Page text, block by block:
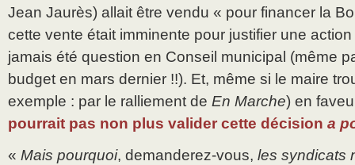
Jean Jaurès) allait être vendu « pour financer la
cette vente était imminente pour justifier une action
jamais été question en Conseil municipal (même
budget en mars dernier !!). Et, même si le maire
exemple : par le ralliement de En Marche) en
pourrait pas non plus valider cette décision a
« Mais pourquoi, demanderez-vous, les syndicats